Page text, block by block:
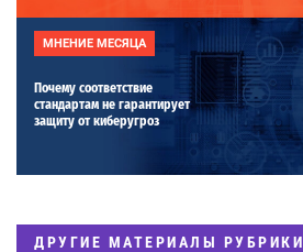
МНЕНИЕ МЕСЯЦА
Почему соответствие
стандартам не гарантирует
защиту от киберугроз
ДРУГИЕ МАТЕРИАЛЫ РУБРИКИ